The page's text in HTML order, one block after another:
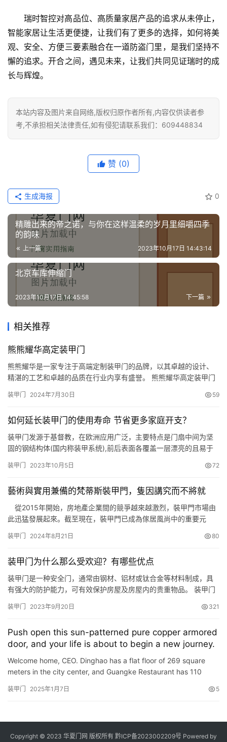
门
铸
铝
门
套
装
维
修
门
业
资
讯
联
我
瑞时智控对高品位、高质量家居产品的追求从未停止，
智能家居让生活更便捷，让我们有了更多的选择，如何将美
观、安全、方便三要素融合在一道防盗门里，是我们坚持不
懈的追求。开合之间，遇见未来，让我们共同见证瑞时的成
长与辉煌。
本站内容及图片来自网络,版权归原作者所有,内容仅供读者参
考,不承担相关法律责任,如有侵犯请联系我们：609448834
赞 (0)
0
生成海报
精雕出来的帝之诺，与你在这样温柔的岁月里细嚼四季
的韵味
上一篇 2023年10月17日 14:43:14
北京车库伸缩门
下一篇
2023年10月17日 14:45:58
相关推荐
熊熊耀华高定装甲门
熊熊耀华是一家专注于高端定制装甲门的品牌，以其卓越的设计、
精湛的工艺和卓越的品质在行业内享有盛誉。 熊熊耀华高定装甲门
来，一直致力于为消费者提供安全、美观、耐用的装甲门产品。熊
者的认可和信赖。 熊熊耀华的品牌理念是“安全、美观、耐用”。品
牌始…
装甲门 2024年7月30日 59
如何延长装甲门的使用寿命 节省更多家庭开支？
装甲门发源于基督教，在欧洲应用广泛，主要特点是门扇中间为坚
固的钢结构体(国内称装甲系统),前后表面各覆盖一层漂亮的且易于
许多独特的优点。大家都知道装甲门美观大气，拥有光亮色泽等优
甲门的使用寿命是很多消费者关心的问题，因为这将可以大大节省
家庭的消…
装甲门 2023年10月5日 72
藝術與實用兼備的梵蒂斯裝甲門，隻因講究而不將就
從2015年開始，房地產企業間的競爭越來越激烈，裝甲門市場由
此迅猛發展起來。截至現在，裝甲門已成為傢居風尚中的重要元
越來越高。消費者不僅追求自然、環保、高雅等藝術特征，對裝甲
是每個裝甲門都能做到高端盡顯，都能擁有全面的性能，而梵蒂斯
裝甲門，讓…
装甲门 2024年8月21日 80
装甲门为什么那么受欢迎？有哪些优点
装甲门是一种安全门，通常由钢材、铝材或钛合金等材料制成，具
有强大的防护能力，可有效保护房屋及房屋内的贵重物品。 装甲门
住宅和商业场所中广泛应用。 装甲门的优点包括： 高安全性能：装
盗、防爆、防弹、防火等能力。通常装有高强度锁具和锁芯，使其
更难被撬…
装甲门 2023年9月20日 321
Push open this sun-patterned pure copper armored
door, and your life is about to begin a new journey.
Welcome home, CEO. Dinghao has a flat floor of 269 square
meters in the city center, and Guangke Restaurant has 110
11…
装甲门 2025年1月7日 5
Copyright © 2023 华夏门网 版权所有 黔ICP备2023002209号 Powered by